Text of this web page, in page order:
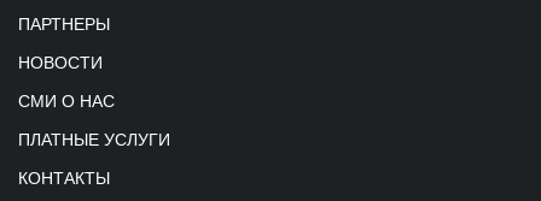
ПАРТНЕРЫ
НОВОСТИ
СМИ О НАС
ПЛАТНЫЕ УСЛУГИ
КОНТАКТЫ